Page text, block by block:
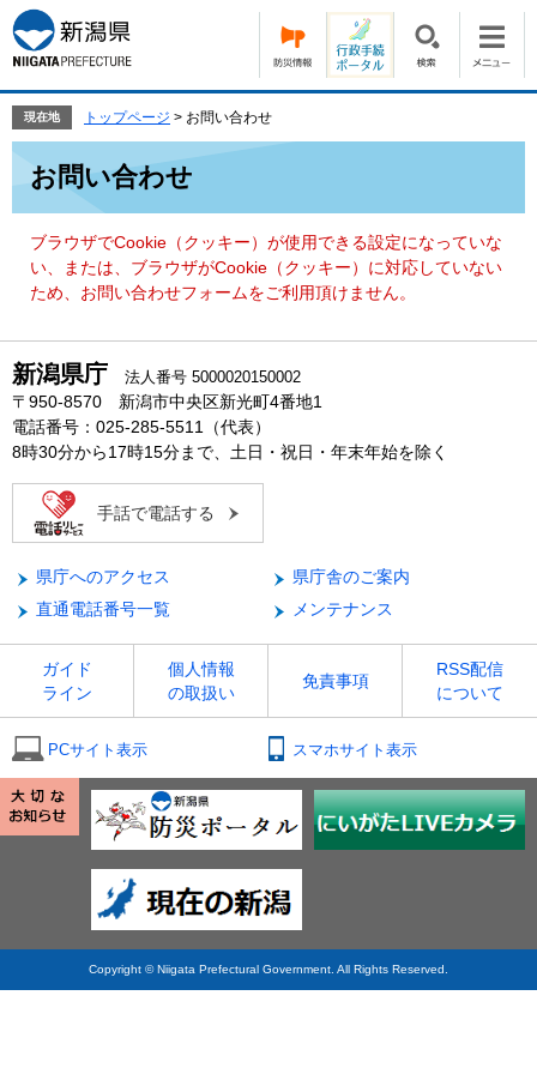
ー
ジ
の
頭
す。
ニ
ュ
ー
飛
て
現在地 トップページ > お問い合わせ
お問い合わせ
ブラウザでCookie（クッキー）が使用できる設定になっていな
い、または、ブラウザがCookie（クッキー）に対応していない
ため、お問い合わせフォームをご利用頂けません。
新潟県庁 法人番号 5000020150002
〒950-8570 新潟市中央区新光町4番地1
電話番号：025-285-5511（代表）
8時30分から17時15分まで、土日・祝日・年末年始を除く
手話で電話する
県庁へのアクセス
県庁舎のご案内
直通電話番号一覧
メンテナンス
ガイド
ライン
個人情報
の取扱い
免責事項
RSS配信
について
PCサイト表示 スマホサイト表示
Copyright © Niigata Prefectural Government. All Rights Reserved.